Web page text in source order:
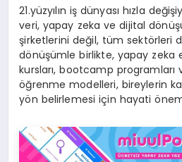
21.yüzyılın iş dünyası hızla
veri, yapay zeka ve dijital
şirketlerini değil, tüm sektörleri
dönüşümle birlikte, yapay zeka
kursları, bootcamp
öğrenme modelleri, bireylerin
yön belirlemesi için hayati